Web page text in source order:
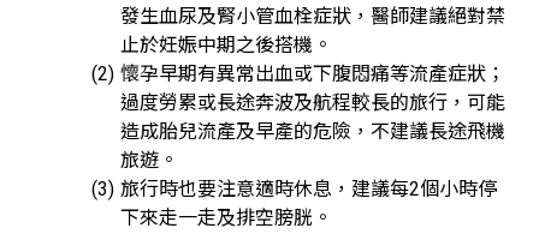
發生血尿及腎小管血栓症狀，醫師建議絕對禁
止於妊娠中期之後搭機。
懷孕早期有異常出血或下腹悶痛等流產症狀；
過度勞累或長途奔波及航程較長的旅行，可能
造成胎兒流產及早產的危險，不建議長途飛機
旅遊。
旅行時也要注意適時休息，建議每2個小時停
下來走一走及排空膀胱。